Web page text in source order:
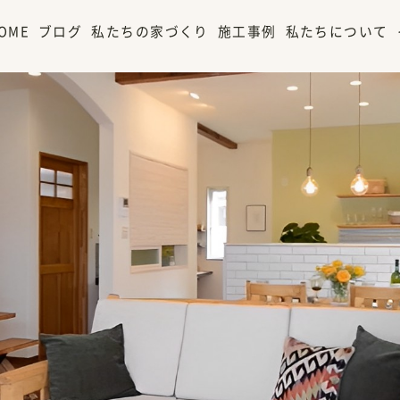
ブログ 私たちの家づくり 施工事例 私たちについて